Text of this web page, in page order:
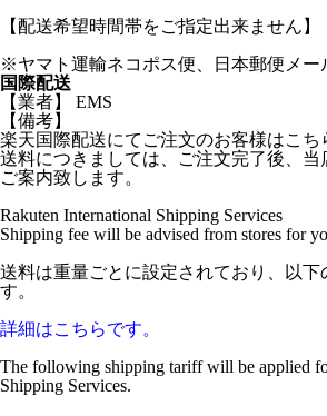
【配送希望時間帯をご指定出来ません】
※ヤマト運輸ネコポス便、日本郵便メー
国際配送
【業者】 EMS
【備考】
楽天国際配送にてご注文のお客様はこち
送料につきましては、ご注文完了後、当
ご案内致します。
Rakuten International Shipping Services
Shipping fee will be advised from stores for
送料は重量ごとに設定されており、以下
す。
詳細はこちらです。
The following shipping tariff will be applied
Shipping Services.